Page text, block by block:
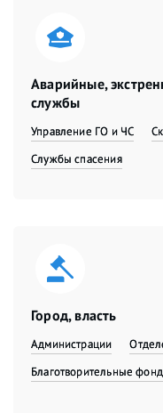
Аварийные,
службы
Управление ГО и ЧС
Службы спасения
Город, власть
Администрации
Благотворительные